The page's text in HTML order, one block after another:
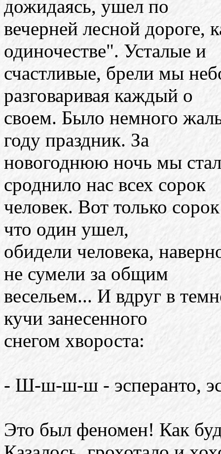
дожидаясь, ушел по
вечерней лесной дороге,
одиночестве". Усталые и
счастливые, брели мы
разговаривая каждый о
своем. Было немного
году праздник. За
новогоднюю ночь мы
сроднило нас всех сорок
человек. Вот только
что один ушел,
обидели человека,
не сумели за общим
весельем... И вдруг в
кучи занесенного
снегом хвороста:
- Ш-ш-ш-ш - эсперанто,
Это был феномен! Как